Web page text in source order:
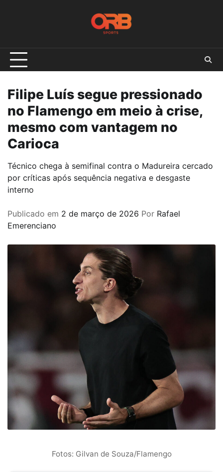
Filipe Luís segue pressionado
no Flamengo em meio à crise,
mesmo com vantagem no
Carioca
Técnico chega à semifinal contra o Madureira cercado
por críticas após sequência negativa e desgaste
interno
Publicado em 2 de março de 2026 Por Rafael
Emerenciano
Fotos: Gilvan de Souza/Flamengo